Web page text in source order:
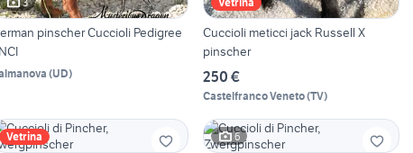
pinscher Cuccioli Pedigree
(UD)
Cuccioli meticci jack Russell X
pinscher
250 €
Castelfranco Veneto(TV)
Vetrina 6